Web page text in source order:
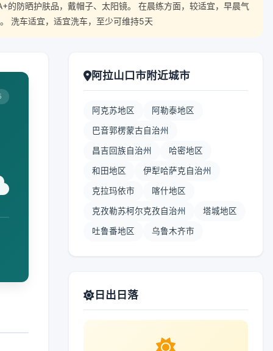
防晒护肤品，戴帽子、太阳镜。 在晨练方面，较适宜，早晨气
洗车适宜，适宜洗车，至少可维持5天
阿拉山口市附近城市
阿克苏地区 阿勒泰地区
巴音郭楞蒙古自治州
昌吉回族自治州 哈密地区
和田地区 伊犁哈萨克自治州
克拉玛依市 喀什地区
克孜勒苏柯尔克孜自治州 塔城地区
吐鲁番地区 乌鲁木齐市
日出日落